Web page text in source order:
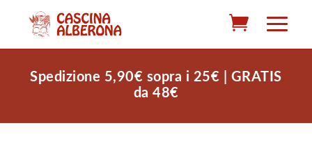
Spedizione 5,90€ sopra i 25€ | GRATIS
da 48€